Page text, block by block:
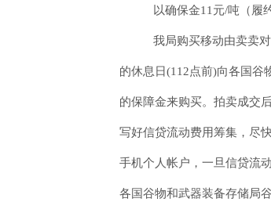
以确保金11元/吨（履
我局购买移动由卖卖
的休息日(112点前)向各国谷
的保障金来购买。拍卖成交
写好信贷流动费用筹集，尽
手机个人帐户，一旦信贷流
各国谷物和武器装备存储局